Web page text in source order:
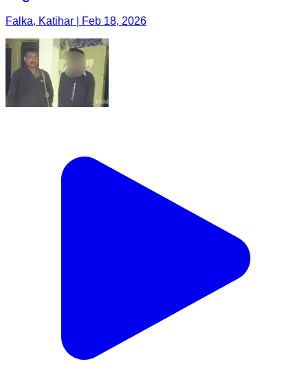
Falka, Katihar | Feb 18, 2026